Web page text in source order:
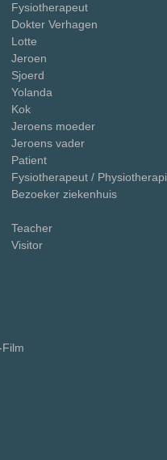
Fysiotherapeut
Dokter Verhagen
Lotte
Jeroen
Sjoerd
Yolanda
Kok
Jeroens moeder
Jeroens vader
Patient
Fysiotherapeut /
Bezoeker ziekenhuis
Teacher
Visitor
Film